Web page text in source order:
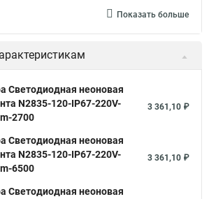
Показать больше
Светодиодная неоновая
N2835-120-IP67-220V-
2700
3 361,10 ₽
Светодиодная неоновая
N2835-120-IP67-220V-
6500
3 361,10 ₽
Светодиодная неоновая